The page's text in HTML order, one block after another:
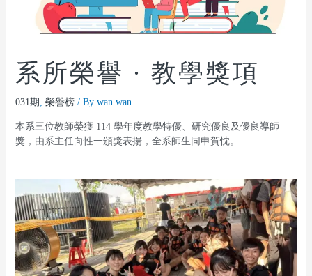
系所榮譽 · 教學獎項
031期 , 榮譽榜/ By wan wan
本系三位教師榮獲 114 學年度教學特優、研究優良及優良導師
獎，由系主任向性一頒獎表揚，全系師生同申賀忱。